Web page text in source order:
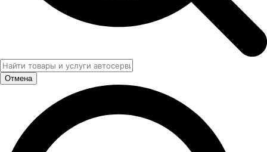
Отмена